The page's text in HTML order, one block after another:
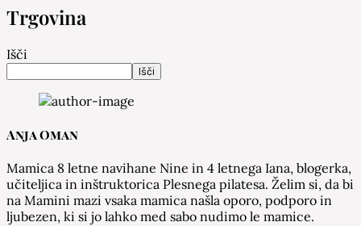
Mamina Maza
Blog & Portal za starše in bodoče starše
Trgovina
Išči
Išči
Anja Oman
Mamica 8 letne navihane Nine in 4 letnega Iana, blogerka,
učiteljica in inštruktorica Plesnega pilatesa. Želim si, da bi
na Mamini mazi vsaka mamica našla oporo, podporo in
ljubezen, ki si jo lahko med sabo nudimo le mamice.